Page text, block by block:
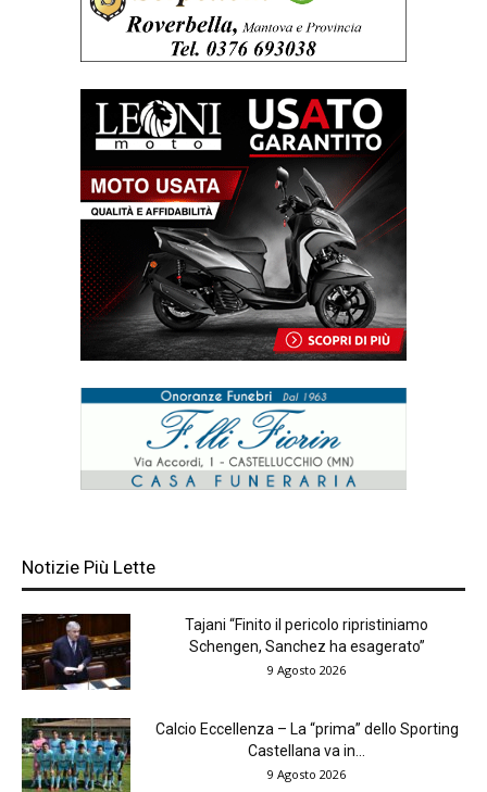
Notizie Più Lette
Tajani “Finito il pericolo ripristiniamo
Schengen, Sanchez ha esagerato”
9 Agosto 2026
Calcio Eccellenza – La “prima” dello Sporting
Castellana va in...
9 Agosto 2026